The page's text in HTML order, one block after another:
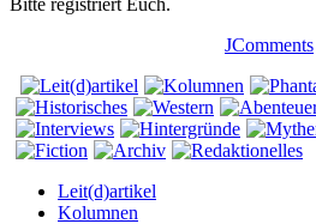
JComments
Leit(d)artikel
Kolumnen